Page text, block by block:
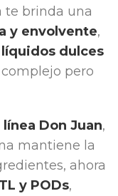
te brinda una
y envolvente,
dulces
pero
Don Juan,
mantiene la
ahora
y PODs,